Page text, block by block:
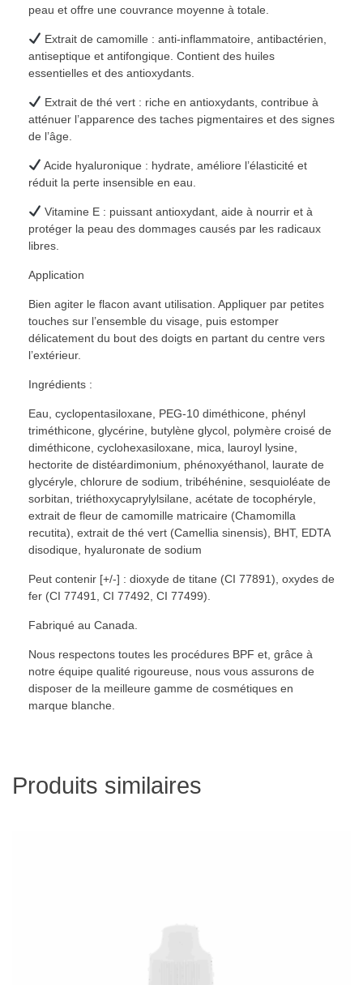
peau et offre une couvrance moyenne à totale.
Extrait de camomille : anti-inflammatoire, antibactérien,
antiseptique et antifongique. Contient des huiles
essentielles et des antioxydants.
Extrait de thé vert : riche en antioxydants, contribue à
atténuer l’apparence des taches pigmentaires et des signes
de l’âge.
Acide hyaluronique : hydrate, améliore l’élasticité et
réduit la perte insensible en eau.
Vitamine E : puissant antioxydant, aide à nourrir et à
protéger la peau des dommages causés par les radicaux
libres.
Application
Bien agiter le flacon avant utilisation. Appliquer par petites
touches sur l’ensemble du visage, puis estomper
délicatement du bout des doigts en partant du centre vers
l’extérieur.
Ingrédients :
Eau, cyclopentasiloxane, PEG-10 diméthicone, phényl
triméthicone, glycérine, butylène glycol, polymère croisé de
diméthicone, cyclohexasiloxane, mica, lauroyl lysine,
hectorite de distéardimonium, phénoxyéthanol, laurate de
glycéryle, chlorure de sodium, tribéhénine, sesquioléate de
sorbitan, triéthoxycaprylylsilane, acétate de tocophéryle,
extrait de fleur de camomille matricaire (Chamomilla
recutita), extrait de thé vert (Camellia sinensis), BHT, EDTA
disodique, hyaluronate de sodium
Peut contenir [+/-] : dioxyde de titane (CI 77891), oxydes de
fer (CI 77491, CI 77492, CI 77499).
Fabriqué au Canada.
Nous respectons toutes les procédures BPF et, grâce à
notre équipe qualité rigoureuse, nous vous assurons de
disposer de la meilleure gamme de cosmétiques en
marque blanche.
Produits similaires